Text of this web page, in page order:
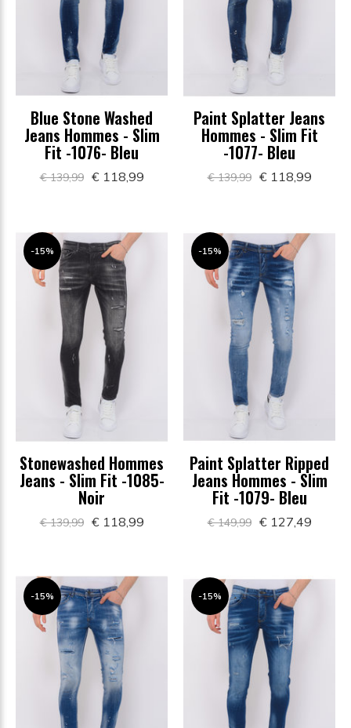
Blue Stone Washed
Jeans Hommes - Slim
Fit -1076- Bleu
€ 139,99 € 118,99
Paint Splatter Jeans
Hommes - Slim Fit
-1077- Bleu
€ 139,99 € 118,99
-15%
Stonewashed Hommes
Jeans - Slim Fit -1085-
Noir
€ 139,99 € 118,99
-15%
Paint Splatter Ripped
Jeans Hommes - Slim
Fit -1079- Bleu
€ 149,99 € 127,49
-15% -15%